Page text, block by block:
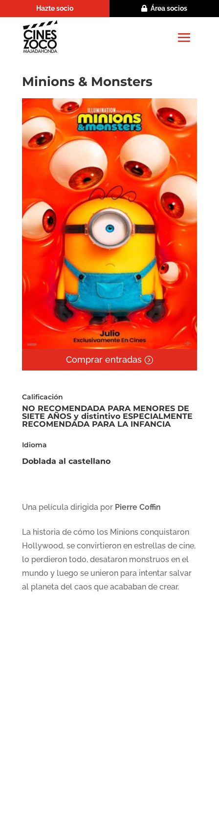
Hazte socio Área socios
Minions & Monsters
Comprar entradas
Calificación
NO RECOMENDADA PARA MENORES DE
SIETE AÑOS y distintivo ESPECIALMENTE
RECOMENDADA PARA LA INFANCIA
Idioma
Doblada al castellano
Una película dirigida por Pierre Coffin
La historia de cómo los Minions conquistaron
Hollywood, se convirtieron en estrellas de cine,
lo perdieron todo, desataron monstruos en el
mundo y luego se unieron para intentar salvar
al planeta del caos que acababan de crear.